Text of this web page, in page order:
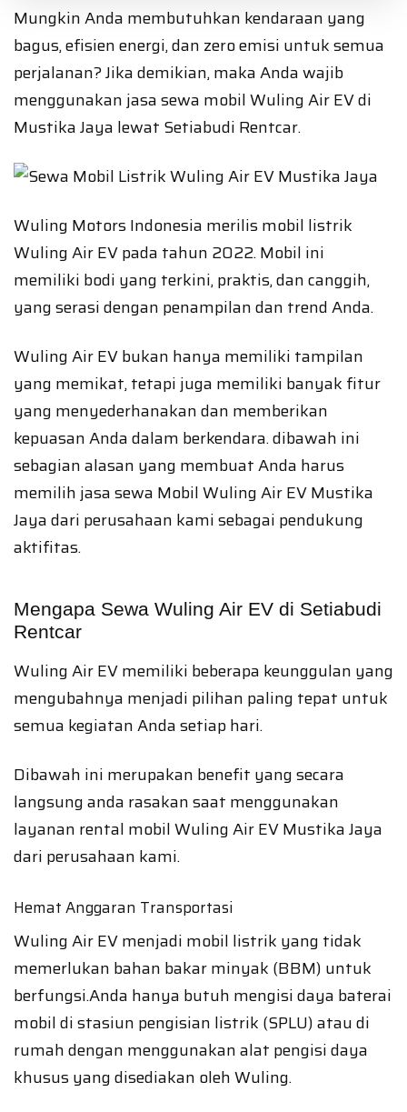
Mungkin Anda membutuhkan kendaraan yang
bagus, efisien energi, dan zero emisi untuk semua
perjalanan? Jika demikian, maka Anda wajib
menggunakan jasa sewa mobil Wuling Air EV di
Mustika Jaya lewat Setiabudi Rentcar.
Wuling Motors Indonesia merilis mobil listrik
Wuling Air EV pada tahun 2022. Mobil ini
memiliki bodi yang terkini, praktis, dan canggih,
yang serasi dengan penampilan dan trend Anda.
Wuling Air EV bukan hanya memiliki tampilan
yang memikat, tetapi juga memiliki banyak fitur
yang menyederhanakan dan memberikan
kepuasan Anda dalam berkendara. dibawah ini
sebagian alasan yang membuat Anda harus
memilih jasa sewa Mobil Wuling Air EV Mustika
Jaya dari perusahaan kami sebagai pendukung
aktifitas.
Mengapa Sewa Wuling Air EV di Setiabudi
Rentcar
Wuling Air EV memiliki beberapa keunggulan yang
mengubahnya menjadi pilihan paling tepat untuk
semua kegiatan Anda setiap hari.
Dibawah ini merupakan benefit yang secara
langsung anda rasakan saat menggunakan
layanan rental mobil Wuling Air EV Mustika Jaya
dari perusahaan kami.
Hemat Anggaran Transportasi
Wuling Air EV menjadi mobil listrik yang tidak
memerlukan bahan bakar minyak (BBM) untuk
berfungsi.Anda hanya butuh mengisi daya baterai
mobil di stasiun pengisian listrik (SPLU) atau di
rumah dengan menggunakan alat pengisi daya
khusus yang disediakan oleh Wuling.